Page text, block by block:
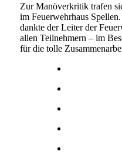
Zur Manöverkritik trafen
im Feuerwehrhaus
dankte der Leiter der
allen Teilnehmern – im
für die tolle